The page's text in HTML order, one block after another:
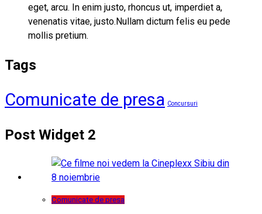
eget, arcu. In enim justo, rhoncus ut, imperdiet a,
venenatis vitae, justo.Nullam dictum felis eu pede
mollis pretium.
Tags
Comunicate de presa Concursuri
Post Widget 2
Comunicate de presa